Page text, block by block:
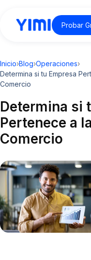
Probar
Inicio›Blog›Operaciones›
Determina si tu Empresa
Comercio
Determina si
Pertenece a
Comercio